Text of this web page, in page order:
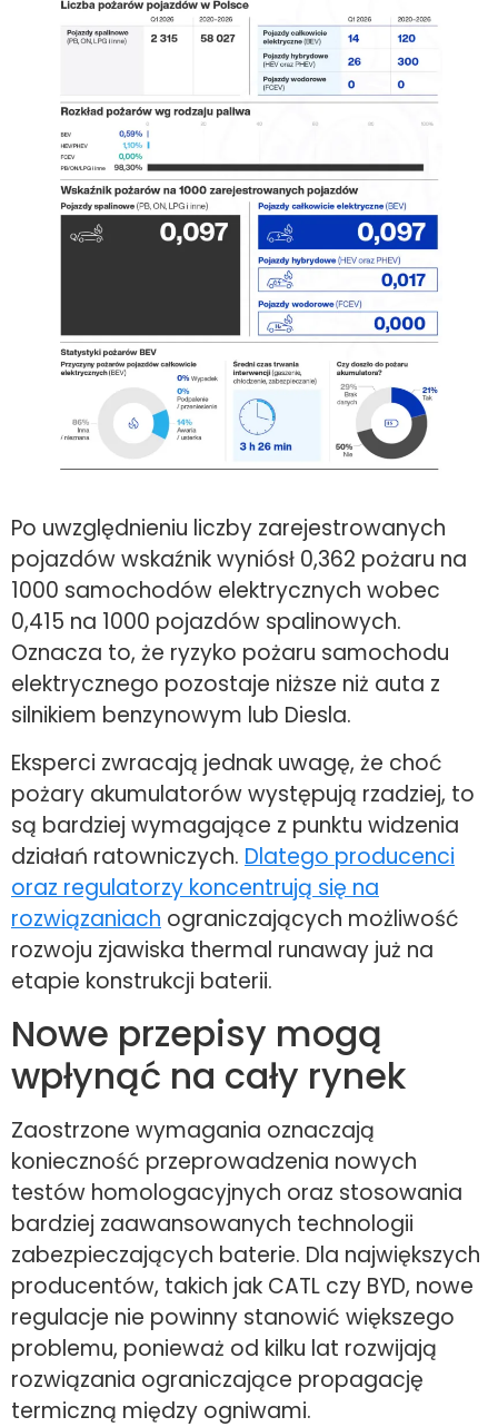
Po uwzględnieniu liczby zarejestrowanych
pojazdów wskaźnik wyniósł 0,362 pożaru na
1000 samochodów elektrycznych wobec
0,415 na 1000 pojazdów spalinowych.
Oznacza to, że ryzyko pożaru samochodu
elektrycznego pozostaje niższe niż auta z
silnikiem benzynowym lub Diesla.
Eksperci zwracają jednak uwagę, że choć
pożary akumulatorów występują rzadziej, to
są bardziej wymagające z punktu widzenia
działań ratowniczych. Dlatego producenci
oraz regulatorzy koncentrują się na
rozwiązaniach ograniczających możliwość
rozwoju zjawiska thermal runaway już na
etapie konstrukcji baterii.
Nowe przepisy mogą
wpłynąć na cały rynek
Zaostrzone wymagania oznaczają
konieczność przeprowadzenia nowych
testów homologacyjnych oraz stosowania
bardziej zaawansowanych technologii
zabezpieczających baterie. Dla największych
producentów, takich jak CATL czy BYD, nowe
regulacje nie powinny stanowić większego
problemu, ponieważ od kilku lat rozwijają
rozwiązania ograniczające propagację
termiczną między ogniwami.